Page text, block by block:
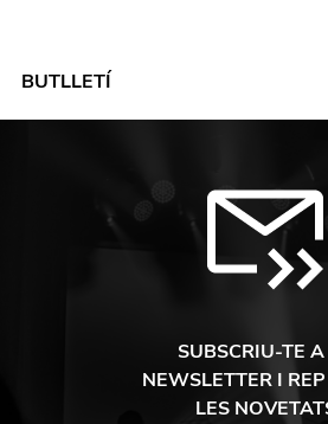
BUTLLETÍ
SUBSCRIU-TE
NEWSLETTER I
LES